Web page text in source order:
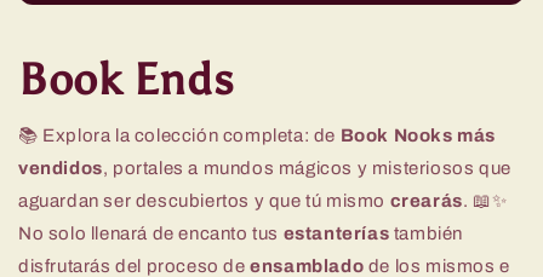
Book Ends
📚 Explora la colección completa: de Book Nooks más
vendidos, portales a mundos mágicos y misteriosos que
aguardan ser descubiertos y que tú mismo crearás. 📖✨
No solo llenará de encanto tus estanterías también
disfrutarás del proceso deensamblado de los mismos e